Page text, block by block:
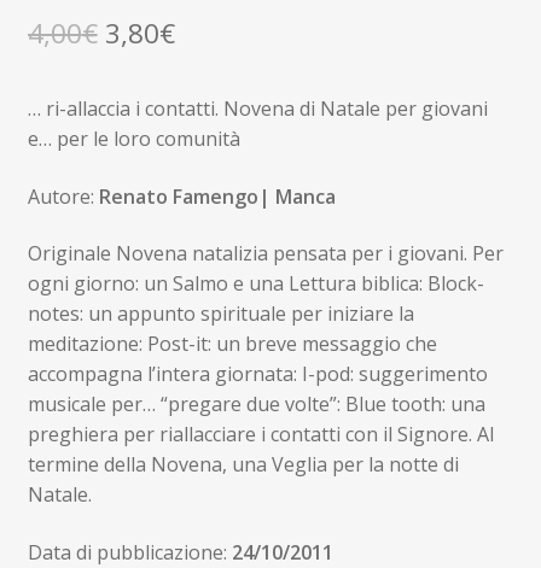
4,00€ Il
originale
4,00€.
3,80€Il
attuale
3,80€.
… ri-allaccia i contatti. Novena di Natale per giovani
e… per le loro comunità
Autore: Renato Famengo| Manca
Originale Novena natalizia pensata per i giovani. Per
ogni giorno: un Salmo e una Lettura biblica: Block-
notes: un appunto spirituale per iniziare la
meditazione: Post-it: un breve messaggio che
accompagna l’intera giornata: I-pod: suggerimento
musicale per… “pregare due volte”: Blue tooth: una
preghiera per riallacciare i contatti con il Signore. Al
termine della Novena, una Veglia per la notte di
Natale.
Data di pubblicazione: 24/10/2011